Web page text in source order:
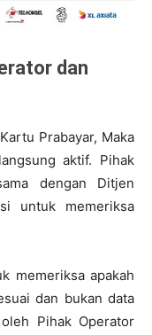
Prabayar, Maka
aktif. Pihak
dengan Ditjen
untuk memeriksa
memeriksa apakah
dan bukan data
Pihak Operator